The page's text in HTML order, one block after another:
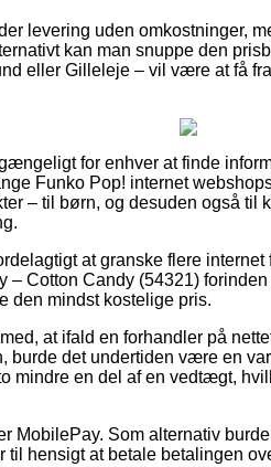
levering uden omkostninger,
kan man snuppe den
eller Gilleleje – vil være at få
for enhver at finde
Funko Pop! internet
– til børn, og desuden også
at granske flere
– Cotton Candy (54321)
den mindst kostelige pris.
at ifald en forhandler på
burde det undertiden være en
mindre en del af en vedtægt,
MobilePay. Som alternativ
til hensigt at betale betalingen